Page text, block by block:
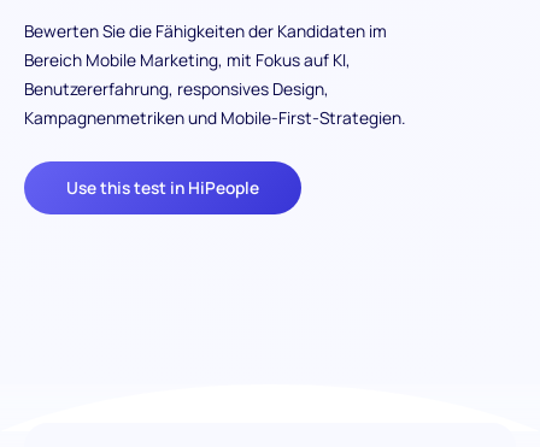
Bewerten Sie die Fähigkeiten der Kandidaten im
Bereich Mobile Marketing, mit Fokus auf KI,
Benutzererfahrung, responsives Design,
Kampagnenmetriken und Mobile-First-Strategien.
Use this test in HiPeople